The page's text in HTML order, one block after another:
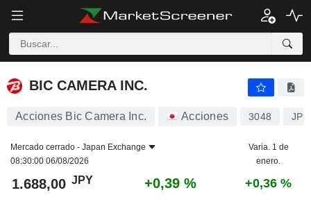
BIC CAMERA INC.
BIC CAMERA INC.
Acciones Bic Camera Inc. Acciones 3048
Mercado cerrado - Japan Exchange
08:30:00 06/08/2026
Varia. 1 de
enero.
1.688,00 JPY +0,39 % +0,36 %